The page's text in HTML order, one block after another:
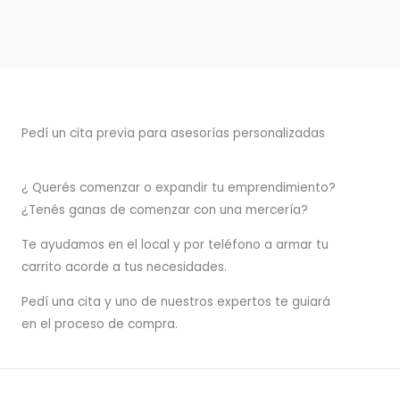
Pedí un cita previa para asesorías personalizadas
¿ Querés comenzar o expandir tu emprendimiento?
¿Tenés ganas de comenzar con una mercería?
Te ayudamos en el local y por teléfono a armar tu
carrito acorde a tus necesidades.
Pedí una cita y uno de nuestros expertos te guiará
en el proceso de compra.